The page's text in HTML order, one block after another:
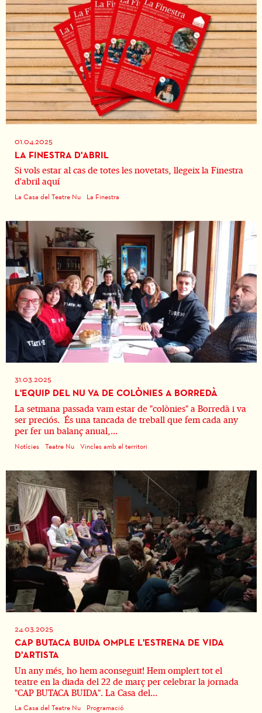
01.04.2025
LA FINESTRA D'ABRIL
Si vols estar al cas de totes les novetats, llegeix la Finestra
d'abril aquí
La Casa del Teatre Nu La Finestra
31.03.2025
L'EQUIP DEL NU VA DE COLÒNIES A BORREDÀ
La setmana passada vam estar de "colònies" a Borredà i va
ser preciós. És una tancada de treball que fem cada any
per fer un balanç anual,...
Notícies Teatre Nu Vincles amb el territori
24.03.2025
CAP BUTACA BUIDA OMPLE L'ESTRENA DE VIDA
D'ARTISTA
Un any més, ho hem aconseguit! Hem omplert tot el
teatre en la diada del 22 de març per celebrar la jornada
"CAP BUTACA BUIDA". La Casa del...
La Casa del Teatre Nu Programació